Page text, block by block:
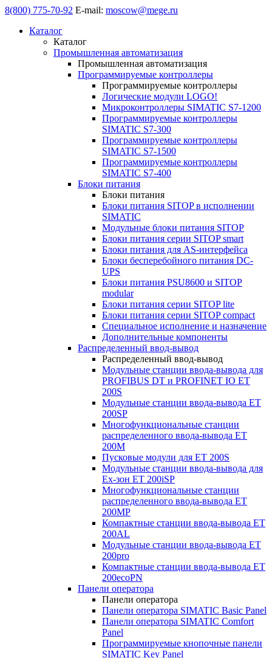
8(800) 775-70-92 E-mail: moscow@mege.ru
Каталог
Каталог
Промышленная автоматизация
Промышленная автоматизация
Программируемые контроллеры
Программируемые контроллеры
Логические модули LOGO!
Микроконтроллеры SIMATIC S7-1200
Программируемые контроллеры
SIMATIC S7-300
Программируемые контроллеры
SIMATIC S7-1500
Программируемые контроллеры
SIMATIC S7-400
Блоки питания
Блоки питания
Блоки питания SITOP в исполнении
SIMATIC
Модульные блоки питания SITOP
Блоки питания серии SITOP smart
Блоки питания для AS-интерфейса
Блоки бесперебойного питания DC-
UPS
Блоки питания PSU8600 и SITOP
modular
Блоки питания серии SITOP lite
Блоки питания серии SITOP compact
Специальное исполнение и назначение
Дополнительные компоненты
Распределенный ввод-вывод
Распределенный ввод-вывод
Модульные станции ввода-вывода для
PROFIBUS DT и PROFINET IO ET
200S
Модульные станции ввода-вывода ET
200SP
Многофункциональные станции
распределенного ввода-вывода ET
200M
Пусковые модули для ET 200S
Модульные станции ввода-вывода для
Ex-зон ET 200iSP
Многофункциональные станции
распределенного ввода-вывода ET
200MP
Компактные станции ввода-вывода ET
200AL
Модульные станции ввода-вывода ET
200pro
Компактные станции ввода-вывода ET
200ecoPN
Панели оператора
Панели оператора
Панели оператора SIMATIC Basic Panel
Панели оператора SIMATIC Comfort
Panel
Программируемые кнопочные панели
SIMATIC Key Panel